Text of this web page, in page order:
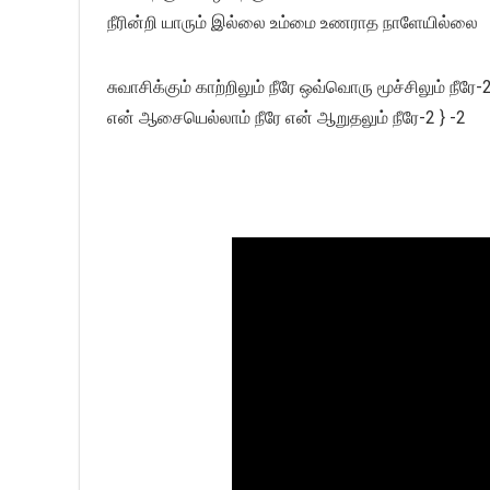
நீரின்றி யாரும் இல்லை உம்மை உணராத நாளேயில்லை
சுவாசிக்கும் காற்றிலும் நீரே ஒவ்வொரு மூச்சிலும் நீரே-
என் ஆசையெல்லாம் நீரே என் ஆறுதலும் நீரே-2 } -2